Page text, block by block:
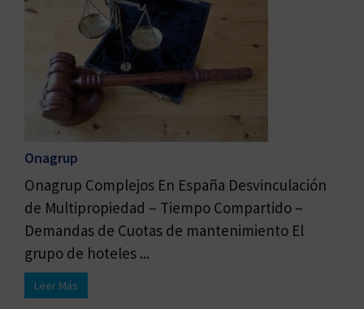
Onagrup
Onagrup Complejos En España Desvinculación
de Multipropiedad – Tiempo Compartido –
Demandas de Cuotas de mantenimiento El
grupo de hoteles ...
Leer Más